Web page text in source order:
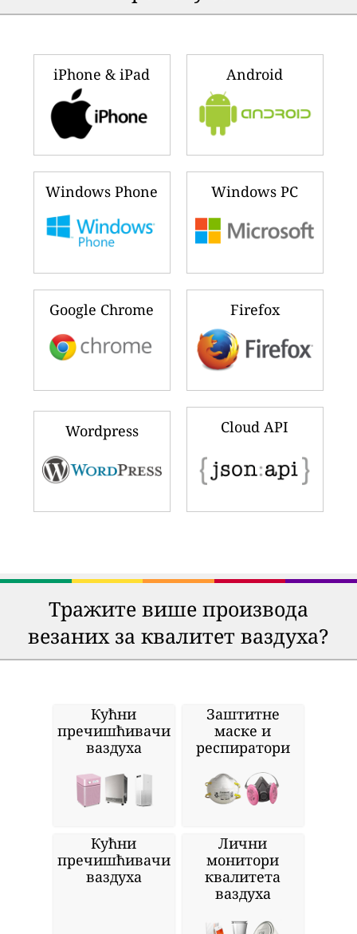
iPhone & iPad Android
Windows Phone Windows PC
Google Chrome Firefox
Wordpress Cloud API
Тражите више производа
везаних за квалитет ваздуха?
Кућни
пречишћивачи
ваздуха
Заштитне
маске и
респиратори
Кућни
пречишћивачи
ваздуха
Лични
монитори
квалитета
ваздуха